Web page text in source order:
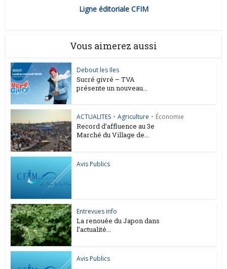
Ligne éditoriale CFIM
Vous aimerez aussi
Debout les Iles
Sucré givré – TVA
présente un nouveau...
ACTUALITES • Agriculture • Économie
Record d’affluence au 3e
Marché du Village de...
Avis Publics
Entrevues info
La renouée du Japon dans
l’actualité...
Avis Publics